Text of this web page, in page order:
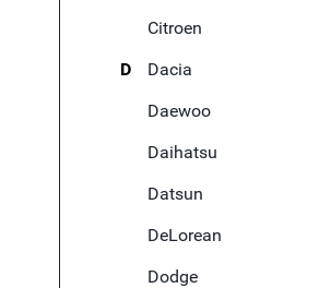
Citroen
D
Dacia
Daewoo
Daihatsu
Datsun
DeLorean
Dodge